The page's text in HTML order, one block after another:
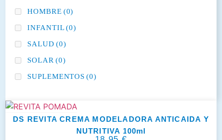
HOMBRE (0)
INFANTIL (0)
SALUD (0)
SOLAR (0)
SUPLEMENTOS (0)
DS REVITA CREMA MODELADORA ANTICAIDA Y
NUTRITIVA 100ml